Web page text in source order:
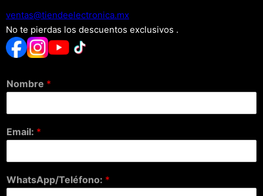
xm.acinortceleedneit@satnev
No te pierdas los descuentos exclusivos .
Nombre *
Email: *
WhatsApp/Teléfono: *